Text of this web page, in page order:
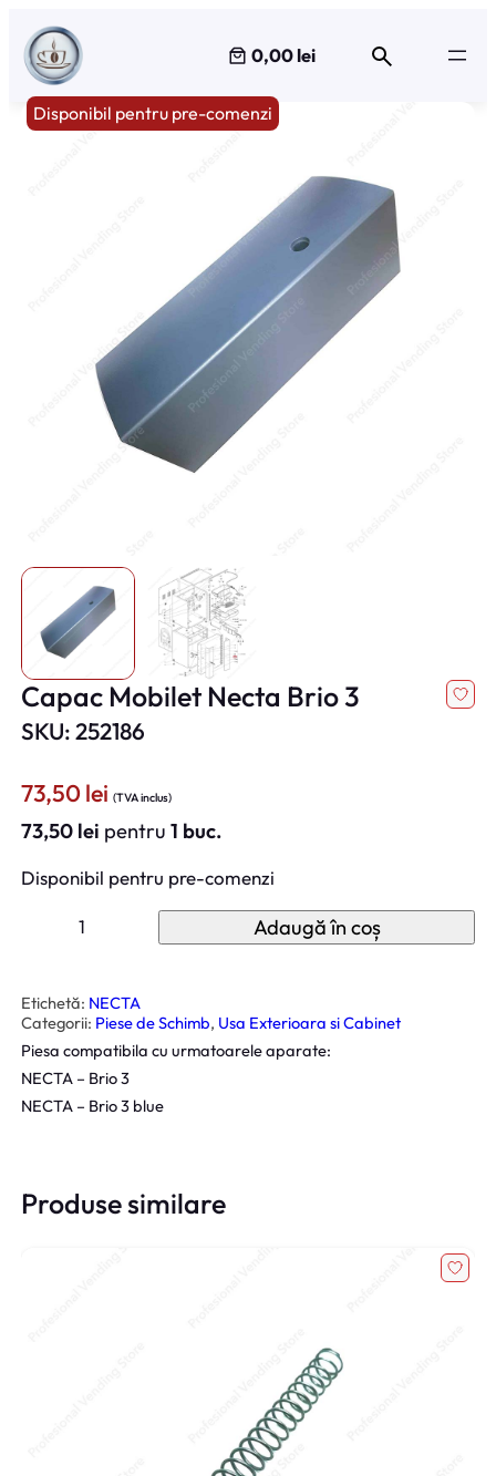
Sari
conținut
0,00 lei
Disponibil pentru pre-comenzi
Capac Mobilet Necta Brio 3
SKU: 252186
73,50lei (TVA inclus)
73,50 lei pentru1 buc.
Disponibil pentru pre-comenzi
t
a
t
e
C
a
p
a
c
l
e
Adaugă în coș
Etichetă: NECTA
Categorii: Piese de Schimb, Usa Exterioara si Cabinet
Piesa compatibila cu urmatoarele aparate:
NECTA – Brio 3
NECTA – Brio 3 blue
Produse similare